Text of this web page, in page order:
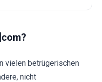
vielen betrügerischen
nicht